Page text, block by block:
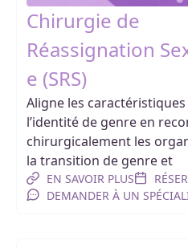
Chirurgie de
Réassignation
e (SRS)
Aligne les
l’identité de genre en
chirurgicalement les
la transition de genre et
EN SAVOIR PLUS
DEMANDER À UN